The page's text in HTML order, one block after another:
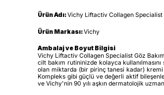
Ürün Adı:Vichy Liftactiv Collagen Specialist
Ürün Markası:Vichy
Ambalaj ve Boyut Bilgisi
Vichy Liftactiv Collagen Specialist Göz
cilt bakım rutininizde kolayca
olan miktarda (bir pirinç tanesi kadar)
Kompleks gibi güçlü ve değerli aktif
ve Vichy'nin 90 yılı aşkın dermatolojik